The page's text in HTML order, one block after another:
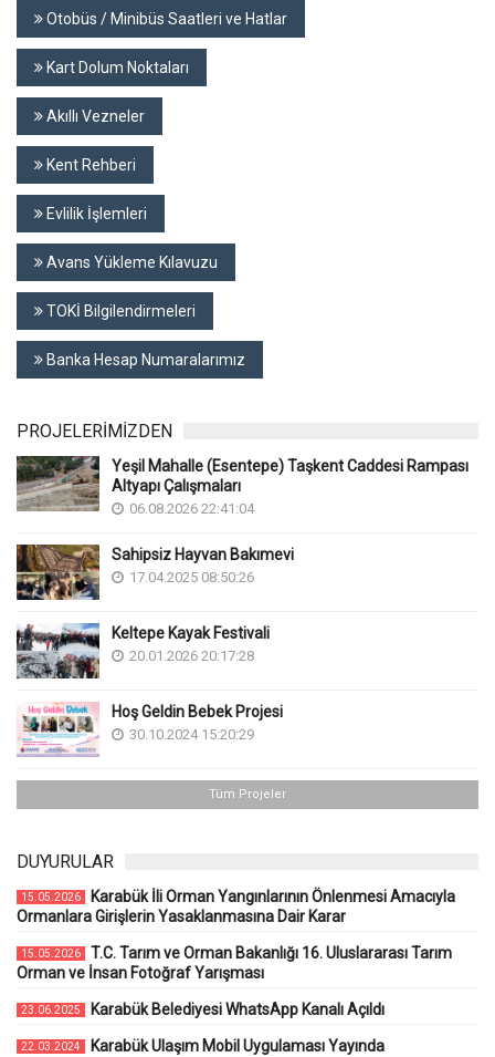
Otobüs / Minibüs Saatleri ve Hatlar
Kart Dolum Noktaları
Akıllı Vezneler
Kent Rehberi
Evlilik İşlemleri
Avans Yükleme Kılavuzu
TOKİ Bilgilendirmeleri
Banka Hesap Numaralarımız
PROJELERİMİZDEN
Yeşil Mahalle (Esentepe) Taşkent Caddesi Rampası
Altyapı Çalışmaları
06.08.2026 22:41:04
Sahipsiz Hayvan Bakımevi
17.04.2025 08:50:26
Keltepe Kayak Festivali
20.01.2026 20:17:28
Hoş Geldin Bebek Projesi
30.10.2024 15:20:29
Tüm Projeler
DUYURULAR
15.05.2026
Karabük İli Orman Yangınlarının Önlenmesi Amacıyla
Ormanlara Girişlerin Yasaklanmasına Dair Karar
15.05.2026
T.C. Tarım ve Orman Bakanlığı 16. Uluslararası Tarım
Orman ve İnsan Fotoğraf Yarışması
23.06.2025 Karabük Belediyesi WhatsApp Kanalı Açıldı
22.03.2024 Karabük Ulaşım Mobil Uygulaması Yayında